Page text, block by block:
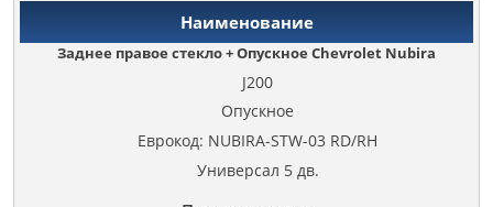
Заднее правое стекло + Опускное Chevrolet Nubira
J200
Опускное
Еврокод: NUBIRA-STW-03 RD/RH
Универсал 5 дв.